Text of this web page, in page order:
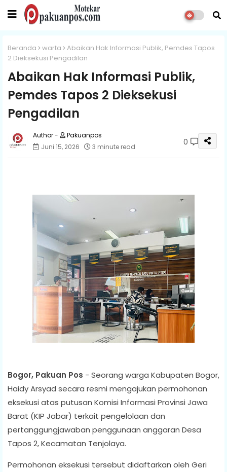
Beranda warta
Abaikan Hak Informasi Publik, Pemdes Tapos
2 Dieksekusi Pengadilan
Abaikan Hak Informasi Publik,
Pemdes Tapos 2 Dieksekusi
Pengadilan
Pakuanpos
Juni 15, 2026
3 minute read 0
Bogor, Pakuan Pos - Seorang warga Kabupaten Bogor,
Haidy Arsyad secara resmi mengajukan permohonan
eksekusi atas putusan Komisi Informasi Provinsi Jawa
Barat (KIP Jabar) terkait pengelolaan dan
pertanggungjawaban penggunaan anggaran Desa
Tapos 2, Kecamatan Tenjolaya.
Permohonan eksekusi tersebut didaftarkan oleh Geri